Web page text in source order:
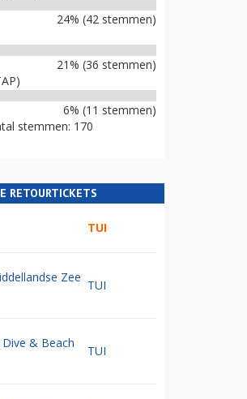
24% (42 stemmen)
21% (36 stemmen)
6% (11 stemmen)
stemmen: 170
RETOURTICKETS
TUI
Zee
TUI
& Beach
TUI